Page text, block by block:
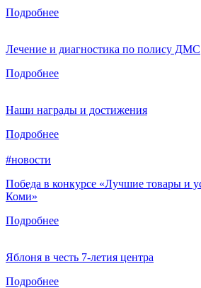
Подробнее
Лечение и диагностика по полису ДМС
Подробнее
Наши награды и достижения
Подробнее
#новости
Победа в конкурсе «Лучшие товары и
Коми»
Подробнее
Яблоня в честь 7-летия центра
Подробнее